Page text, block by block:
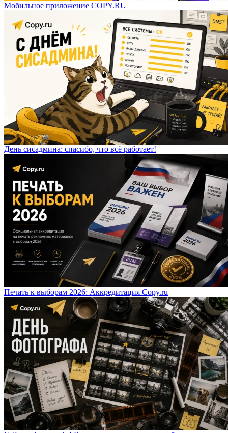
Мобильное приложение COPY.RU
День сисадмина: спасибо, что всё работает!
Печать к выборам 2026: Аккредитация Copy.ru